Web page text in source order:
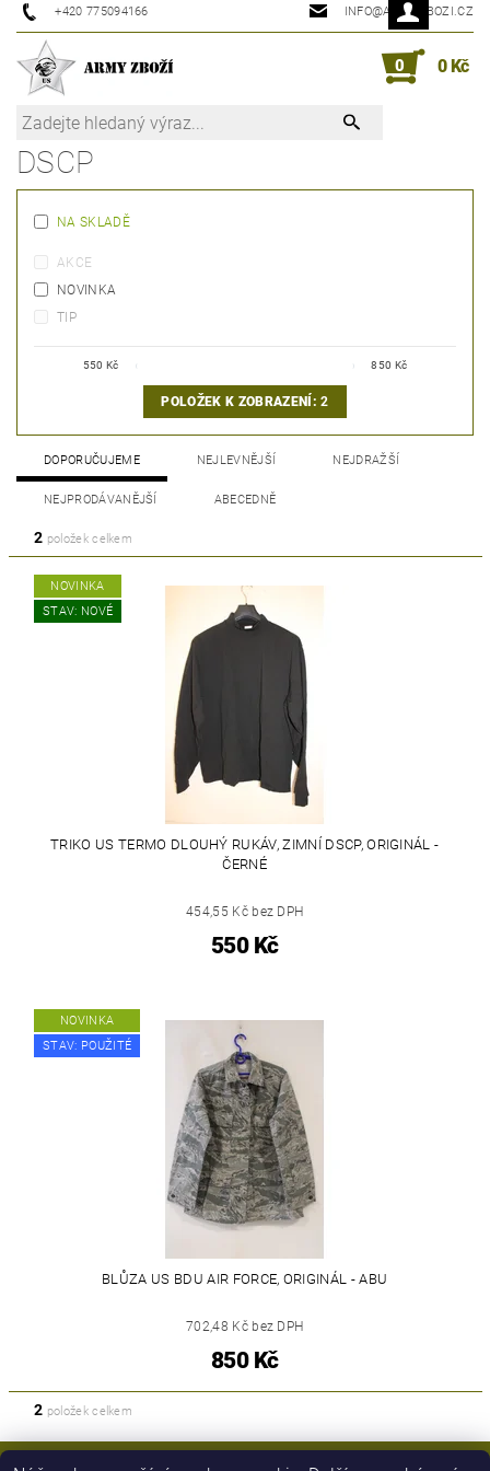
+420 775094166 INFO@ARMYZBOZI.CZ
0 0 Kč
DSCP
NA SKLADĚ
AKCE
NOVINKA
TIP
550 Kč 850 Kč
POLOŽEK K ZOBRAZENÍ:2
DOPORUČUJEME NEJLEVNĚJŠÍ NEJDRAŽŠÍ
NEJPRODÁVANĚJŠÍ ABECEDNĚ
2 položek celkem
NOVINKA
STAV: NOVÉ
TRIKO US TERMO DLOUHÝ RUKÁV, ZIMNÍ DSCP, ORIGINÁL -
ČERNÉ
454,55 Kč bez DPH
550 Kč
NOVINKA
STAV: POUŽITÉ
BLŮZA US BDU AIR FORCE, ORIGINÁL - ABU
702,48 Kč bez DPH
850 Kč
2 položek celkem